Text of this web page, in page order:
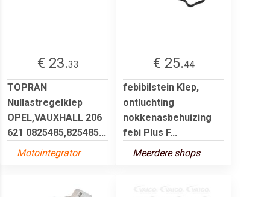
€ 23.33
TOPRAN
Nullastregelklep
OPEL,VAUXHALL 206
621 0825485,825485...
Motointegrator
€ 25.44
febibilstein Klep,
ontluchting
nokkenasbehuizing
febi Plus F...
Meerdere shops